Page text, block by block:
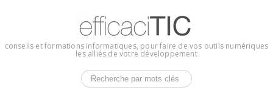
conseils et formations informatiques, pour faire de vos outils numériques
les alliés de votre développement